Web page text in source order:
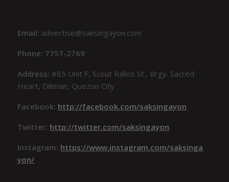
Email: advertise@saksingayon.com
Phone: 7757-2769
Address:#85 Unit F, Scout Rallos St., Brgy. Sacred
Heart, Diliman, Quezon City
Facebook: http://facebook.com/saksingayon
Twitter: http://twitter.com/saksingayon
Instagram: https://www.instagram.com/saksinga
yon/